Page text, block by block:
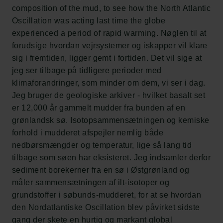
composition of the mud, to see how the North Atlantic
Oscillation was acting last time the globe
experienced a period of rapid warming. Nøglen til at
forudsige hvordan vejrsystemer og iskapper vil klare
sig i fremtiden, ligger gemt i fortiden. Det vil sige at
jeg ser tilbage på tidligere perioder med
klimaforandringer, som minder om dem, vi ser i dag.
Jeg bruger de geologiske arkiver - hvilket basalt set
er 12,000 år gammelt mudder fra bunden af en
grønlandsk sø. Isotopsammensætningen og kemiske
forhold i mudderet afspejler nemlig både
nedbørsmængder og temperatur, lige så lang tid
tilbage som søen har eksisteret. Jeg indsamler derfor
sediment borekerner fra en sø i Østgrønland og
måler sammensætningen af ilt-isotoper og
grundstoffer i søbunds-mudderet, for at se hvordan
den Nordatlantiske Oscillation blev påvirket sidste
gang der skete en hurtig og markant global
Carlsbergfondet
Carlsberg Group
Carlsberg Laboratorium
Frederiksborg • Nationalhistorisk Museum
Tuborgfondet
Ny Carlsberg Glyptotek
Carlsbergfondet
H.C. Andersens Boulevard 35
1553 København V
+45 33 43 53 63
info@carlsbergfoundation.dk
CVR: 60223513
Bevillingsadministrationen:
cfgrant@carlsbergfoundation.dk